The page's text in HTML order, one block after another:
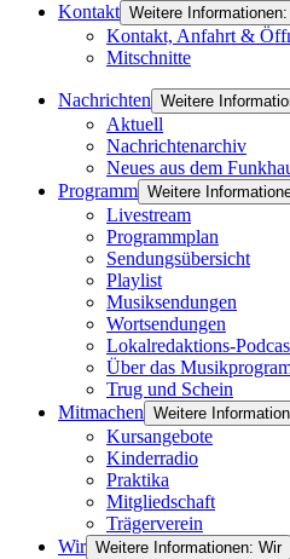
Kontakt Weitere
Kontakt, Anfahrt &
Mitschnitte
Nachrichten Weitere
Aktuell
Nachrichtenarchiv
Neues aus dem
Programm Weitere
Livestream
Programmplan
Sendungsübersicht
Playlist
Musiksendungen
Wortsendungen
Lokalredaktions-
Über das
Trug und Schein
Mitmachen Weitere
Kursangebote
Kinderradio
Praktika
Mitgliedschaft
Trägerverein
Wir Weitere Informationen: Wir